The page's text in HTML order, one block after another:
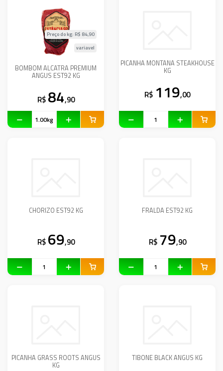
BOMBOM ALCATRA PREMIUM
ANGUS EST92 KG
Preço do kg: R$ 84,90
variavel
R$ 84,90
PICANHA MONTANA STEAKHOUSE
KG
R$ 119,00
CHORIZO EST92 KG
R$ 69,90
FRALDA EST92 KG
R$ 79,90
PICANHA GRASS ROOTS ANGUS
KG
TIBONE BLACK ANGUS KG